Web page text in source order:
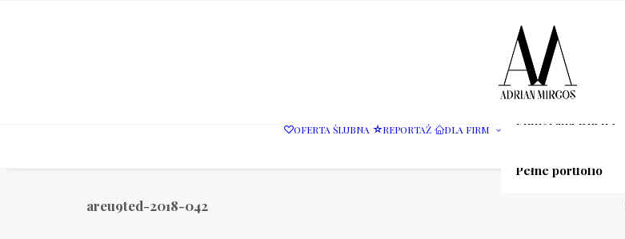
OFERTA ŚLUBNA REPORTAŻ DLA FIRM
Fotografia wnętrz
Pełne portfolio
areu9ted-2018-042